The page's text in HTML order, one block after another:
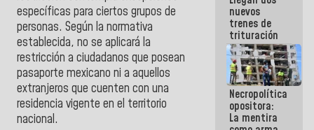
específicas para ciertos grupos de
personas. Según la normativa
establecida, no se aplicará la
restricción a ciudadanos que posean
pasaporte mexicano ni a aquellos
extranjeros que cuenten con una
residencia vigente en el territorio
nacional.
embarrarla
nuevos
trenes de
trituración
para
optimizar
manejo de
escombros
en La Guaira
Necropolítica
opositora:
La mentira